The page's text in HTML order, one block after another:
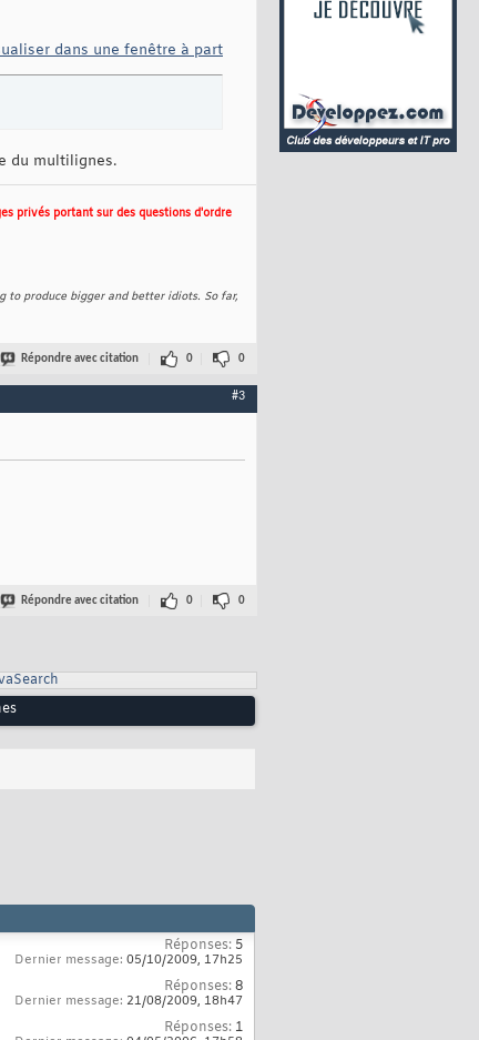
dans une fenêtre à part
du multilignes.
privés portant sur des questions d'ordre
produce bigger and better idiots. So far,
Répondre avec citation 0 0
#3
Répondre avec citation 0 0
Réponses: 5
Dernier message: 05/10/2009, 17h25
Réponses:8
Dernier message: 21/08/2009, 18h47
Réponses: 1